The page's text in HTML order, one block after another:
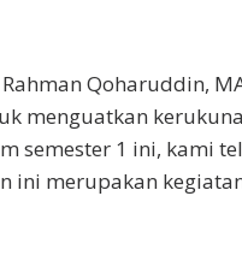
Rahman Qoharuddin,
menguatkan
semester 1 ini, kami
ini merupakan